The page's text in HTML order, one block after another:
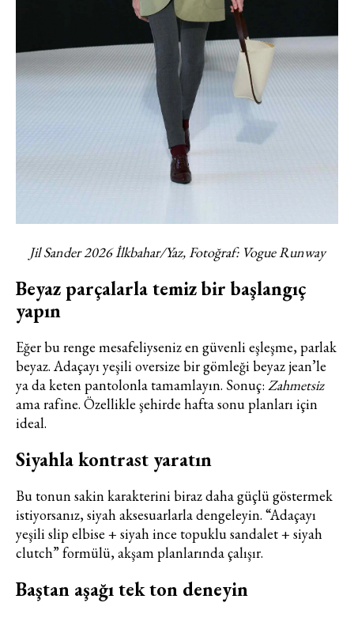
Haftalık E-Bülten
Moda dünyasında neler oluyor? Yeni
fikirler, öne çıkan koleksiyonlar, en
Jil Sander 2026 İlkbahar/Yaz, Fotoğraf: Vogue Runway
Beyaz parçalarla temiz bir başlangıç
yapın
Eğer bu renge mesafeliyseniz en güvenli eşleşme, parlak
beyaz. Adaçayı yeşili oversize bir gömleği beyaz jean’le
ya da keten pantolonla tamamlayın. Sonuç: Zahmetsiz
ama rafine. Özellikle şehirde hafta sonu planları için
ideal.
Siyahla kontrast yaratın
Bu tonun sakin karakterini biraz daha güçlü göstermek
istiyorsanız, siyah aksesuarlarla dengeleyin. “Adaçayı
yeşili slip elbise + siyah ince topuklu sandalet + siyah
clutch” formülü, akşam planlarında çalışır.
Baştan aşağı tek ton deneyin